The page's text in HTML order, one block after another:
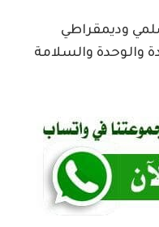
وديمقراطي
والوحدة والسلامة